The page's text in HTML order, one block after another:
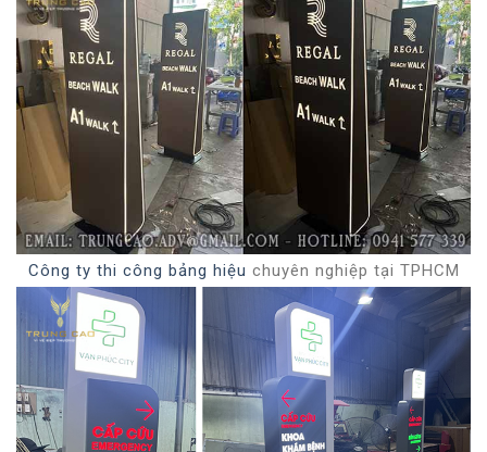
Công ty thi công bảng hiệu chuyên nghiệp tại TPHCM